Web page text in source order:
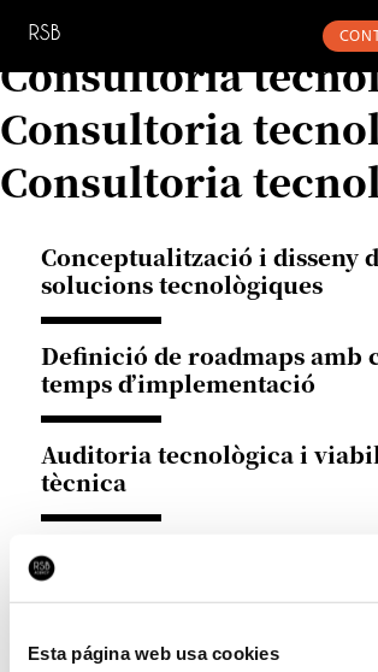
Esta página web usa cookies
Consultoria
Consultoria
Consultoria
Consultoria
Conceptualització i disseny
solucions tecnològiques
Definició de roadmaps amb
temps d’implementació
Auditoria tecnològica i
tècnica
Acompanyament en el
desenvolupament